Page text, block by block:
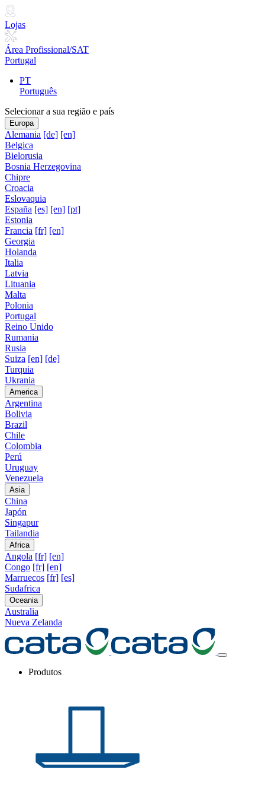
Lojas
Área Profissional/SAT
Portugal
PT
Português
Selecionar a sua região e país
Europa
Alemania [de] [en]
Belgica
Bielorusia
Bosnia Herzegovina
Chipre
Croacia
Eslovaquia
España [es] [en] [pt]
Estonia
Francia [fr] [en]
Georgia
Holanda
Italia
Latvia
Lituania
Malta
Polonia
Portugal
Reino Unido
Rumania
Rusia
Suiza [en] [de]
Turquia
Ukrania
America
Argentina
Bolivia
Brazil
Chile
Colombia
Perú
Uruguay
Venezuela
Asia
China
Japón
Singapur
Tailandia
Africa
Angola [fr] [en]
Congo [fr] [en]
Marruecos [fr] [es]
Sudafrica
Oceania
Australia
Nueva Zelanda
Produtos